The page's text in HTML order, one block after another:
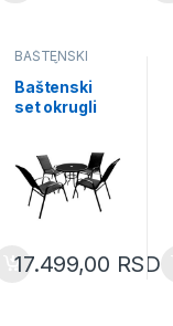
BAŠTENSKI
NAMEŠTAJ
Baštenski
set okrugli
(TIH3377)
17.499,00 RSD